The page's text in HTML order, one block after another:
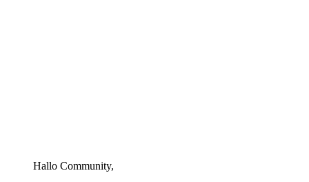
Hallo Community,